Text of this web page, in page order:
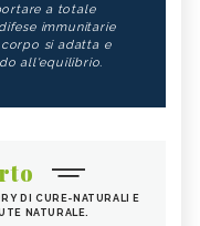
a totale
immunitarie
si adatta e
all'equilibrio.
DI CURE-NATURALI E
NATURALE.